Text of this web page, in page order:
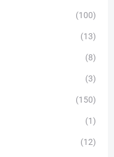
(100)
(13)
(8)
(3)
(150)
(1)
(12)